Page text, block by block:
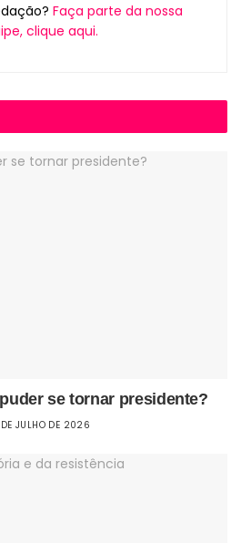
Faça parte da nossa
clique aqui.
se tornar presidente?
JULHO DE 2026